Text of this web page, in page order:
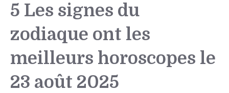
5 Les signes du
zodiaque ont les
meilleurs horoscopes le
23 août 2025